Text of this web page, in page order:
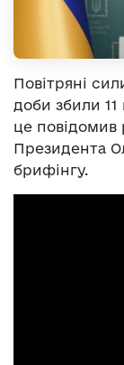
Повітряні
доби збили
це повідомив
Президента
брифінгу.